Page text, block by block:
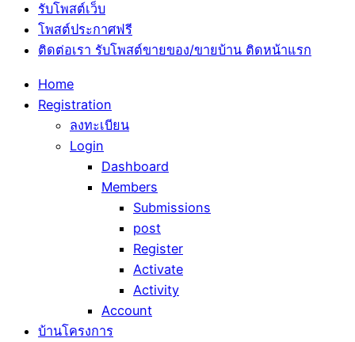
รับโพสต์เว็บ
โพสต์ประกาศฟรี
ติดต่อเรา รับโพสต์ขายของ/ขายบ้าน ติดหน้าแรก
Home
Registration
ลงทะเบียน
Login
Dashboard
Members
Submissions
post
Register
Activate
Activity
Account
บ้านโครงการ